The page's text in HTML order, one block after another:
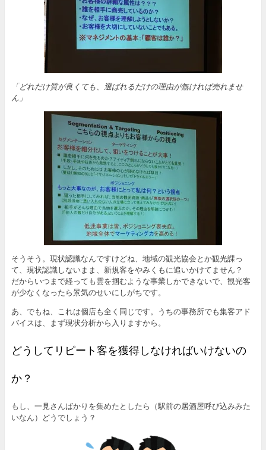
「どれだけ質が良くても、選ばれるだけの理由が無ければ売れませ
ん」
そうそう。現状認識なんですけどね、地域の観光協会とか観光課っ
て、現状認識しないまま、新規客をやみくもに追いかけてません？
だからいつまで経っても雲を掴むような事業しかできないで、観光客
が少なくなったら景気のせいにしがちです。
あ、でもね、これは個店も全く同じです。うちの事務所でも集客アド
バイスは、まず現状分析から入りますから。
どうしてリピート客を獲得しなければいけないの
か？
もし、一見さんばかりを集めたとしたら（駅前の居酒屋呼び込みみた
いなん）どうでしょう？